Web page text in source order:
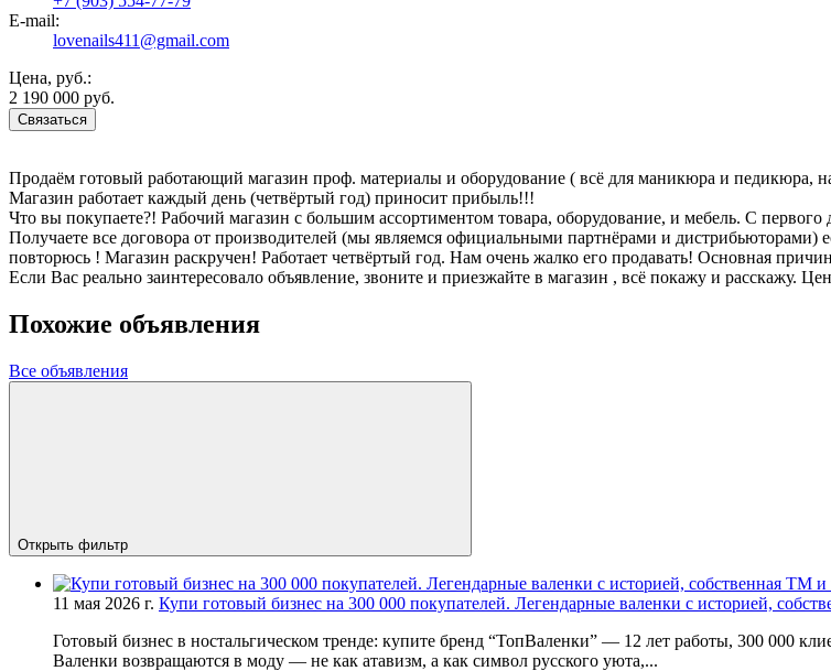
E-mail:
lovenails411@gmail.com
Цена, руб.:
2 190 000 руб.
Связаться
Продаём готовый работающий магазин проф. материалы и оборудование ( всё для маникюра и педикюра,
Магазин работает каждый день (четвёртый год) приносит прибыль!!!
Что вы покупаете?! Рабочий магазин с большим ассортиментом товара, оборудование, и мебель. С первого
Получаете все договора от производителей (мы являемся официальными партнёрами и дистрибьюторами)
повторюсь ! Магазин раскручен! Работает четвёртый год. Нам очень жалко его продавать! Основная
Если Вас реально заинтересовало объявление, звоните и приезжайте в магазин , всё покажу и расскажу.
Похожие объявления
Все объявления
Открыть фильтр
11 мая 2026 г. Купи готовый бизнес на 300 000 покупателей. Легендарные валенки с историей,
Готовый бизнес в ностальгическом тренде: купите бренд “ТопВаленки” — 12 лет работы, 300 000
Валенки возвращаются в моду — не как атавизм, а как символ русского уюта,...